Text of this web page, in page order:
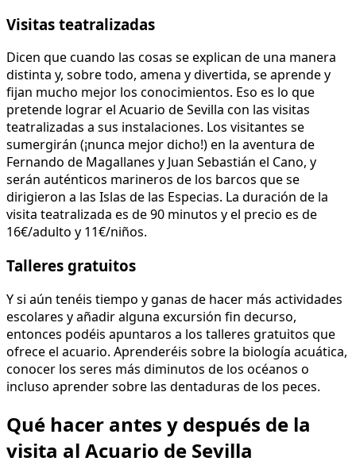
Visitas teatralizadas
Dicen que cuando las cosas se explican de una manera
distinta y, sobre todo, amena y divertida, se aprende y
fijan mucho mejor los conocimientos. Eso es lo que
pretende lograr el Acuario de Sevilla con las visitas
teatralizadas a sus instalaciones. Los visitantes se
sumergirán (¡nunca mejor dicho!) en la aventura de
Fernando de Magallanes y Juan Sebastián el Cano, y
serán auténticos marineros de los barcos que se
dirigieron a las Islas de las Especias. La duración de la
visita teatralizada es de 90 minutos y el precio es de
16€/adulto y 11€/niños.
Talleres gratuitos
Y si aún tenéis tiempo y ganas de hacer más actividades
escolares y añadir alguna excursión fin decurso,
entonces podéis apuntaros a los talleres gratuitos que
ofrece el acuario. Aprenderéis sobre la biología acuática,
conocer los seres más diminutos de los océanos o
incluso aprender sobre las dentaduras de los peces.
Qué hacer antes y después de la
visita al Acuario de Sevilla